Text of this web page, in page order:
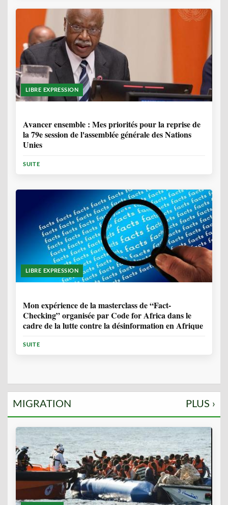
LIBRE EXPRESSION
Avancer ensemble : Mes priorités pour la reprise de
la 79e session de l'assemblée générale des Nations
Unies
SUITE
LIBRE EXPRESSION
Mon expérience de la masterclass de “Fact-
Checking” organisée par Code for Africa dans le
cadre de la lutte contre la désinformation en Afrique
SUITE
MIGRATION PLUS ›